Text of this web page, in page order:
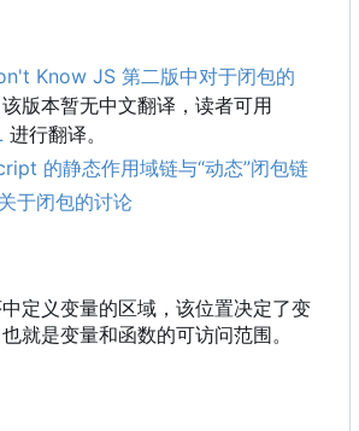
Know JS 第二版中对于闭包的
该版本暂无中文翻译，读者可用
进行翻译。
的静态作用域链与“动态”闭包链
于闭包的讨论
定义变量的区域，该位置决定了变
就是变量和函数的可访问范围。